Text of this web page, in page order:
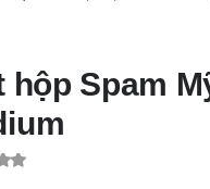
hộp Spam